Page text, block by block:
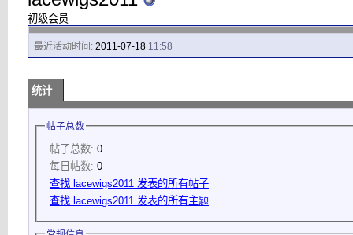
初级会员
最近活动时间: 2011-07-18 11:58
统计
帖子总数
帖子总数: 0
每日帖数: 0
查找 lacewigs2011 发表的所有帖子
查找 lacewigs2011 发表的所有主题